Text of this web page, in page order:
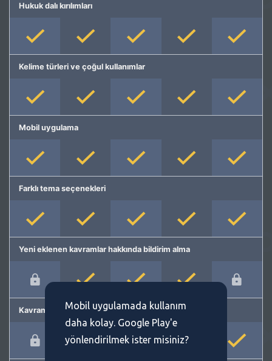
Hukuk dalı kırılımları
Kelime türleri ve çoğul kullanımlar
Mobil uygulama
Farklı tema seçenekleri
Yeni eklenen kavramlar hakkında bildirim alma
Kavram önermeMobil uygulamada kullanım
daha kolay. Google Play'e
yönlendirilmek ister misiniz?